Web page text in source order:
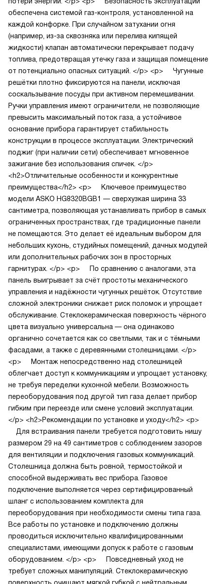
обеспечена системой газ-контроля, установленной на
каждой конфорке. При случайном затухании огня
(например, из-за сквозняка или перелива кипящей
жидкости) клапан автоматически перекрывает подачу
топлива, предотвращая утечку газа и защищая помещение
от потенциально опасных ситуаций. </p> <p> Чугунные
решётки плотно фиксируются на панели, исключая
соскальзывание посуды при активном перемешивании.
Ручки управления имеют ограничители, не позволяющие
превысить максимальный поток газа, а устойчивое
основание прибора гарантирует стабильность
конструкции в процессе эксплуатации. Электрический
поджиг (при наличии сети) обеспечивает мгновенное
зажигание без использования спичек. </p>
<h2>Отличительные особенности и конкурентные
преимущества</h2> <p> Ключевое преимущество
модели ASKO HG8320BGB1 — сверхузкая ширина 33
сантиметра, позволяющая устанавливать прибор в самых
ограниченных пространствах, где традиционные панели
не помещаются. Это делает её идеальным выбором для
небольших кухонь, студийных помещений, дачных модулей
или дополнительных рабочих зон в просторных
гарнитурах. </p> <p> По сравнению с аналогами, эта
панель выигрывает за счёт простоты механического
управления и надёжности чугунных решёток. Отсутствие
сложной электроники снижает риск поломок и упрощает
обслуживание. Стеклокерамическая поверхность чёрного
цвета визуально универсальна — она одинаково
органично сочетается как со светлыми, так и с тёмными
фасадами, а также с деревянными столешницами. </p>
<p> Монтаж непосредственно над столешницей
облегчает доступ к коммуникациям и упрощает установку,
не требуя переделки кухонной мебели. Возможность
переоборудования под другой тип газа делает прибор
гибким при переезде или смене условий эксплуатации.
</p> <h2>Рекомендации по установке и уходу</h2> <p>
Для встраивания панели требуется подготовить нишу
размером 29 на 49 сантиметров с соблюдением зазоров
для вентиляции и подключения газовых коммуникаций.
Столешница должна быть ровной, термостойкой и
способной выдерживать вес прибора. Газовое
подключение выполняется через сертифицированный
шланг с использованием комплекта для
переоборудования при необходимости смены типа газа.
Все работы по установке и подключению должны
проводиться исключительно квалифицированными
специалистами, имеющими допуск к работе с газовым
оборудованием. </p> <p> Повседневный уход не
требует сложных манипуляций. Стеклокерамическую